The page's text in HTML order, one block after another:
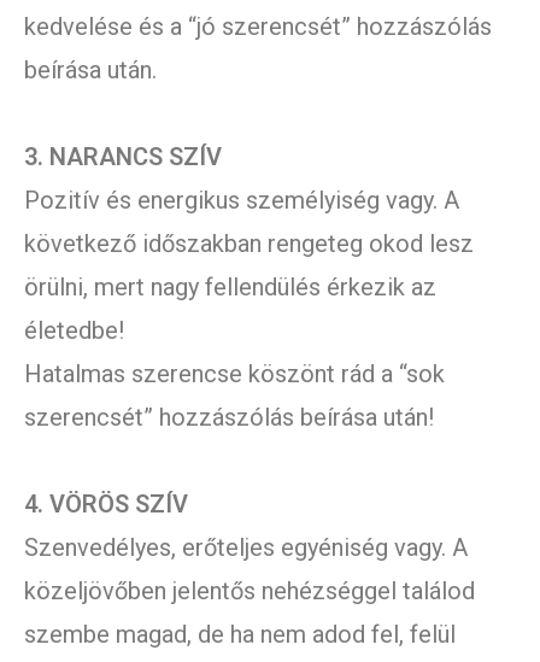
kedvelése és a “jó szerencsét” hozzászólás
beírása után.
3. NARANCS SZÍV
Pozitív és energikus személyiség vagy. A
következő időszakban rengeteg okod lesz
örülni, mert nagy fellendülés érkezik az
életedbe!
Hatalmas szerencse köszönt rád a “sok
szerencsét” hozzászólás beírása után!
4. VÖRÖS SZÍV
Szenvedélyes, erőteljes egyéniség vagy. A
közeljövőben jelentős nehézséggel találod
szembe magad, de ha nem adod fel, felül